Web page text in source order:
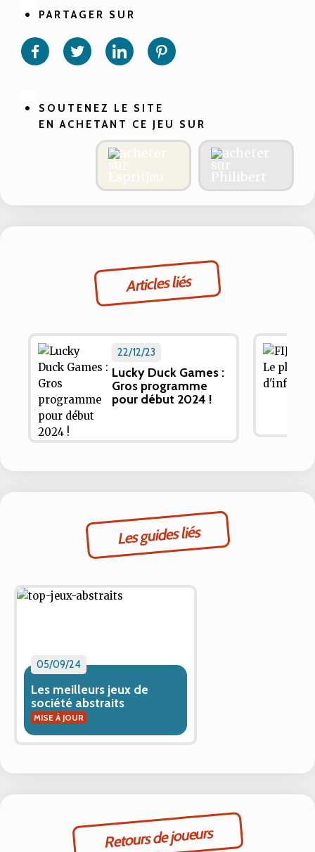
PARTAGER SUR
Partager
sur
Partager
sur sur
SOUTENEZ LE SITE
EN ACHETANT CE JEU SUR
Articles liés
22/12/23
Lucky Duck Games :
Gros programme
pour début 2024 !
Les guides liés
05/09/24
Les meilleurs jeux de
société abstraits
MISE À JOUR
Retours de joueurs